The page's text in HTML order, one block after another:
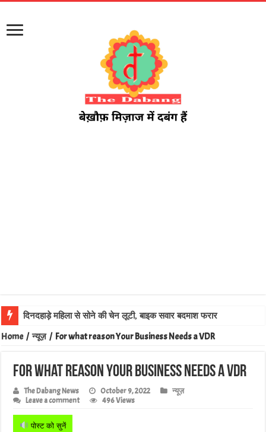
दिनदहाड़े महिला से सोने की चेन लूटी, बाइक सवार बदमाश फरार
Home / न्यूज़ / For what reason Your Business Needs a VDR
For what reason Your Business Needs a VDR
The Dabang News October 9, 2022
न्यूज़
Leave a comment
496 Views
पोस्ट को सुनें